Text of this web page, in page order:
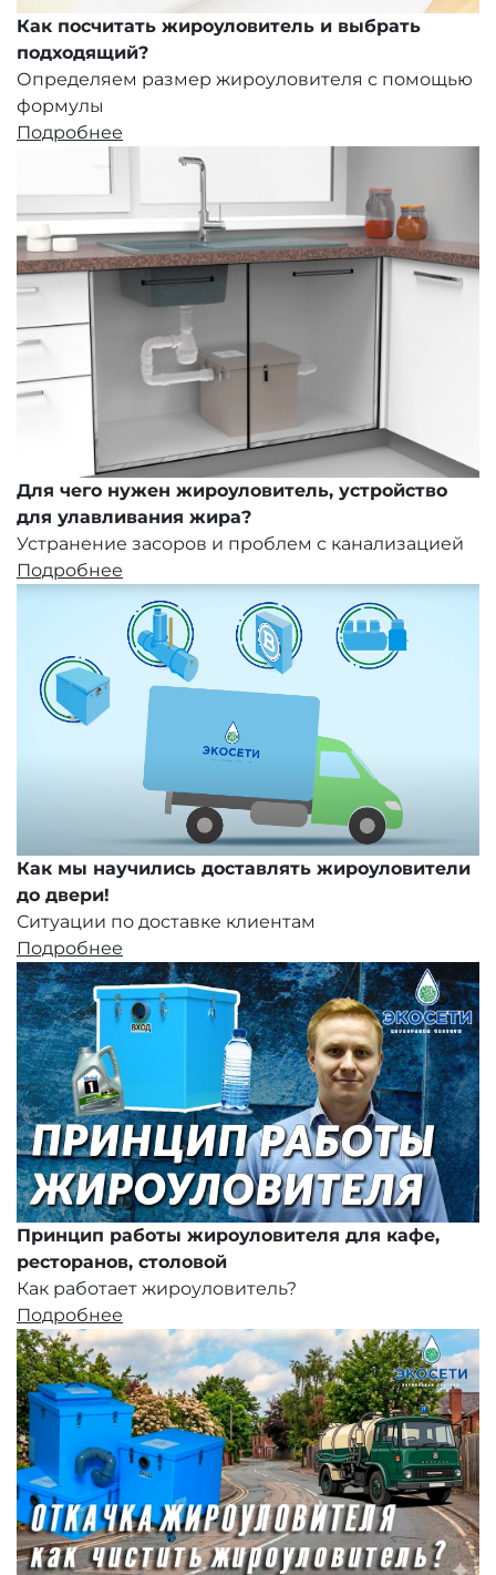
Как посчитать жироуловитель и выбрать
подходящий?
Определяем размер жироуловителя с помощью
формулы
Подробнее
Для чего нужен жироуловитель, устройство
для улавливания жира?
Устранение засоров и проблем с канализацией
Подробнее
Как мы научились доставлять жироуловители
до двери!
Ситуации по доставке клиентам
Подробнее
Принцип работы жироуловителя для кафе,
ресторанов, столовой
Как работает жироуловитель?
Подробнее